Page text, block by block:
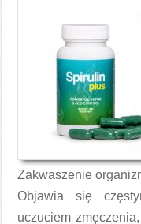
Zakwaszenie
Objawia się
uczuciem